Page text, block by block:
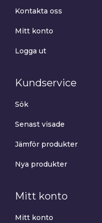
Kontakta oss
Mitt konto
Logga ut
Kundservice
Sök
Senast visade
Jämför produkter
Nya produkter
Mitt konto
Mitt konto